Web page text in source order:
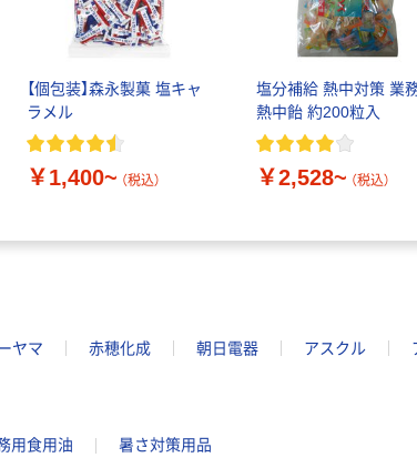
【個包装】森永製菓 塩キャ
ラメル
￥1,400~ （税込）
塩分補給 熱中対策 業
熱中飴 約200粒入
￥2,528~ （税込）
ヤマ 赤穂化成 朝日電器 アスクル
用食用油 暑さ対策用品